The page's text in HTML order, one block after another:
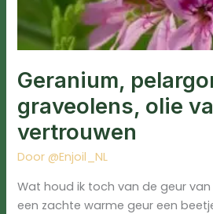
Geranium,
graveolens, olie
vertrouwen
Door@Enjoil_NL
Wat houd ik toch van de geur
een zachte warme geur een